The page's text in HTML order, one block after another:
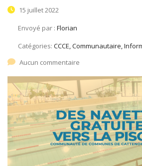
15 juillet 2022
Envoyé par : Florian
Catégories: CCCE, Communautaire,
Aucun commentaire